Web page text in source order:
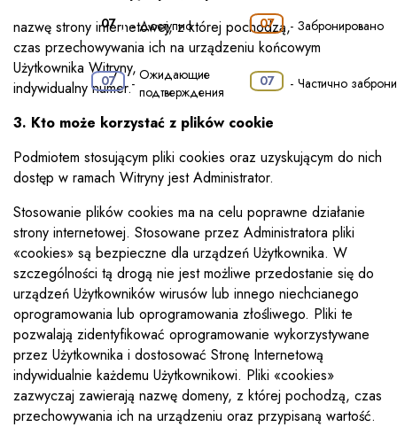
nazwę strony internetowej, z której pochodzą,
czas przechowywania ich na urządzeniu końcowym
Użytkownika Witryny,
indywidualny numer.
3. Kto może korzystać z plików cookie
Podmiotem stosującym pliki cookies oraz uzyskującym do nich
dostęp w ramach Witryny jest Administrator.
Stosowanie plików cookies ma na celu poprawne działanie
strony internetowej. Stosowane przez Administratora pliki
«cookies» są bezpieczne dla urządzeń Użytkownika. W
szczególności tą drogą nie jest możliwe przedostanie się do
urządzeń Użytkowników wirusów lub innego niechcianego
oprogramowania lub oprogramowania złośliwego. Pliki te
pozwalają zidentyfikować oprogramowanie wykorzystywane
przez Użytkownika i dostosować Stronę Internetową
indywidualnie każdemu Użytkownikowi. Pliki «cookies»
zazwyczaj zawierają nazwę domeny, z której pochodzą, czas
przechowywania ich na urządzeniu oraz przypisaną wartość.
07 - Доступно 07 - Забронировано
07 - Ожидающие
подтверждения
·
07 - Частично